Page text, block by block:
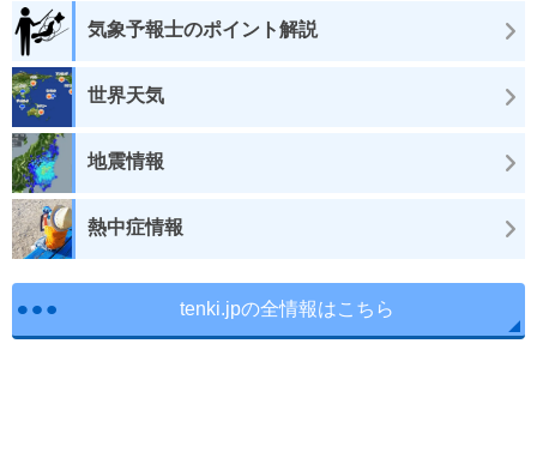
気象予報士のポイント解説
世界天気
地震情報
熱中症情報
tenki.jpの全情報はこちら